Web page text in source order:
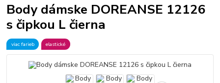
Body dámske DOREANSE 12126
s čipkou L čierna
viac farieb elastické